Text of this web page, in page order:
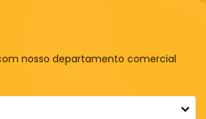
nosso departamento comercial